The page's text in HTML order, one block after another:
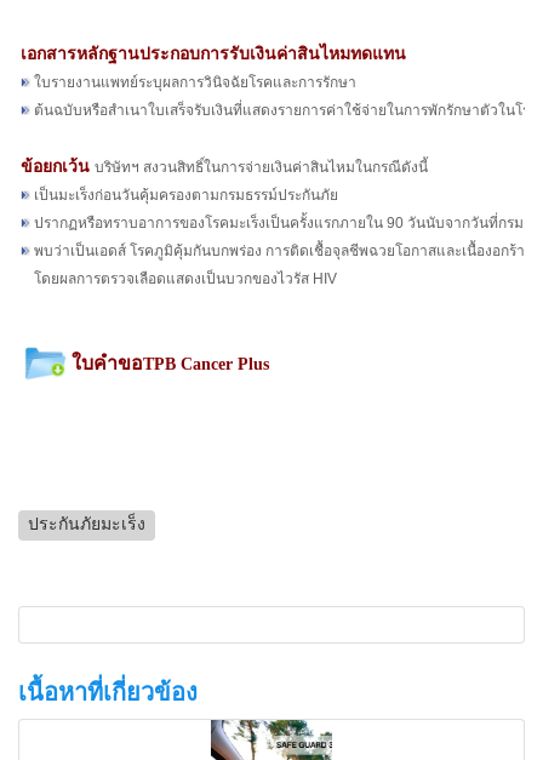
เอกสารหลักฐานประกอบการรับเงินค่าสินไหมทดแทน
ใบรายงานแพทย์ระบุผลการวินิจฉัยโรคและการรักษา
ต้นฉบับหรือสำเนาใบเสร็จรับเงินที่แสดงรายการค่าใช้จ่ายในการพักรักษาตัวในโร
ข้อยกเว้น บริษัทฯ สงวนสิทธิ์ในการจ่ายเงินค่าสินไหมในกรณีดังนี้
เป็นมะเร็งก่อนวันคุ้มครองตามกรมธรรม์ประกันภัย
ปรากฏหรือทราบอาการของโรคมะเร็งเป็นครั้งแรกภายใน 90 วันนับจากวันที่กรมธ
พบว่าเป็นเอดส์ โรคภูมิคุ้มกันบกพร่อง การติดเชื้อจุลชีพฉวยโอกาสและเนื้องอกร้า
โดยผลการตรวจเลือดแสดงเป็นบวกของไวรัส HIV
ใบคำขอTPB Cancer Plus
ประกันภัยมะเร็ง
เนื้อหาที่เกี่ยวข้อง